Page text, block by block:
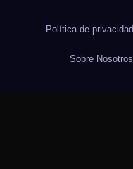
Política de privacidad
Sobre Nosotros